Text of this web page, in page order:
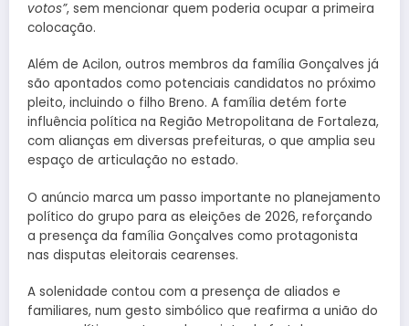
votos”, sem mencionar quem poderia ocupar a primeira
colocação.
Além de Acilon, outros membros da família Gonçalves já
são apontados como potenciais candidatos no próximo
pleito, incluindo o filho Breno. A família detém forte
influência política na Região Metropolitana de Fortaleza,
com alianças em diversas prefeituras, o que amplia seu
espaço de articulação no estado.
O anúncio marca um passo importante no planejamento
político do grupo para as eleições de 2026, reforçando
a presença da família Gonçalves como protagonista
nas disputas eleitorais cearenses.
A solenidade contou com a presença de aliados e
familiares, num gesto simbólico que reafirma a união do